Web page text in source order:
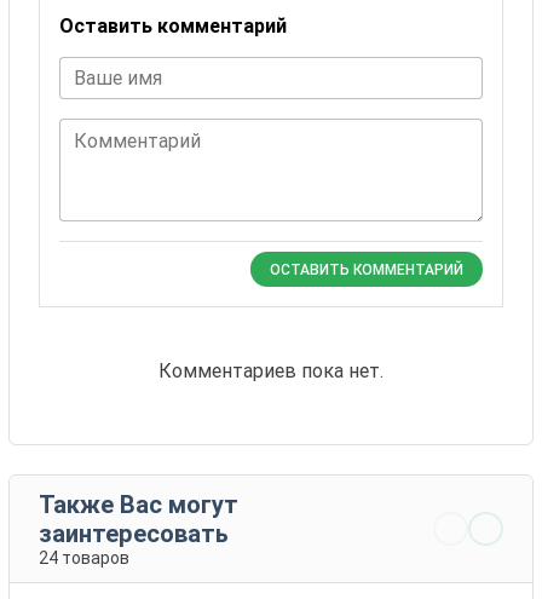
Оставить комментарий
Ваше имя
Комментарий
ОСТАВИТЬ КОММЕНТАРИЙ
Комментариев пока нет.
Также Вас могут
заинтересовать
24 товаров